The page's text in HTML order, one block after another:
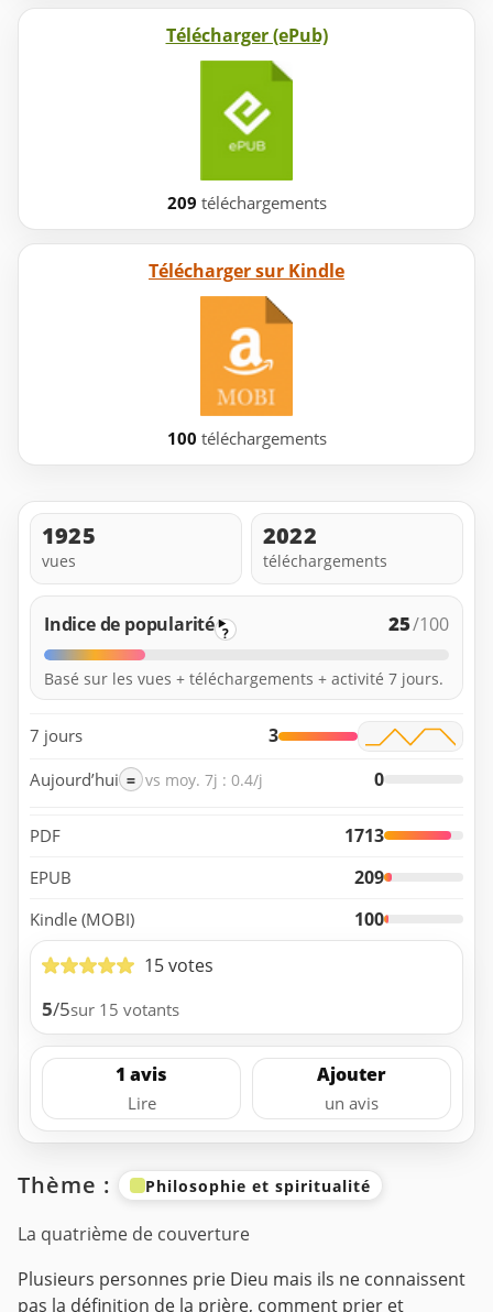
Télécharger (ePub)
209 téléchargements
Télécharger sur Kindle
100 téléchargements
1925
vues
2022
téléchargements
Indice de popularité ? 25/100
Basé sur les vues + téléchargements + activité 7 jours.
7 jours 3
Aujourd’hui = vs moy. 7j : 0.4/j 0
PDF 1713
EPUB 209
Kindle (MOBI)
100
15 votes
5/5sur 15 votants
1 avis
Lire
Ajouter
un avis
Thème : Philosophie et spiritualité
La quatrième de couverture
Plusieurs personnes prie Dieu mais ils ne connaissent
pas la définition de la prière, comment prier et